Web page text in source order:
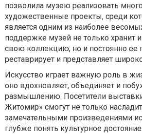
позволила музею реализовать
художественные проекты, среди
является одним из наиболее
поддержке музей не только хранит
свою коллекцию, но и постоянно ее
реставрирует и представляет
Искусство играет важную роль в
оно вдохновляет, объединяет и
размышлению. Посетители
Житомир» смогут не только
замечательными произведениями
глубже понять культурное